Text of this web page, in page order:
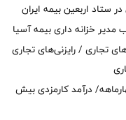
ستاد اربعین بیمه ایران
مدیر خزانه داری بیمه آسیا
تجاری / رایزنی‌های تجاری
درآمد کارمزدی بیش